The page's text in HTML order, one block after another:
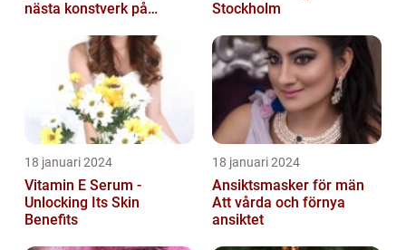
nästa konstverk på
Stockholm
18 januari 2024
Vitamin E Serum -
Unlocking Its Skin
Benefits
18 januari 2024
Ansiktsmasker för män
Att vårda och förnya
ansiktet